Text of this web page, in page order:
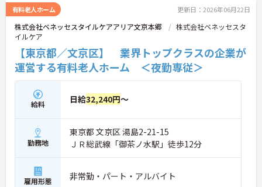
有料老人ホーム 更新日：2026年06月22日
株式会社ベネッセスタイルケアアリア文京本郷
株式会社ベネッセスタ
イルケア
【東京都／文京区】 業界トップクラスの企業が
運営する有料老人ホーム ＜夜勤専従＞
給料 日給32,240円～
勤務地
東京都 文京区 湯島2-21-15
ＪＲ総武線「御茶ノ水駅」徒歩12分
雇用形態 非常勤・パート・アルバイト